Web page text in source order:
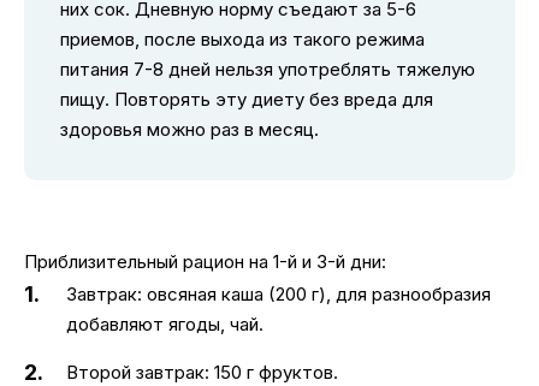
них сок. Дневную норму съедают за 5-6
приемов, после выхода из такого режима
питания 7-8 дней нельзя употреблять тяжелую
пищу. Повторять эту диету без вреда для
здоровья можно раз в месяц.
Приблизительный рацион на 1-й и 3-й дни:
Завтрак: овсяная каша (200 г), для разнообразия
добавляют ягоды, чай.
Второй завтрак: 150 г фруктов.